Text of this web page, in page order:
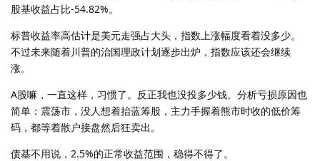
股基收益占比-54.82%。
标普收益率高估计是美元走强占大头，指数上涨幅度看着没多少。
不过未来随着川普的治国理政计划逐步出炉，指数应该还会继续
涨。
A股嘛，一直这样，习惯了。反正我也没投多少钱。分析亏损原因也
简单：震荡市，没人想着抬蓝筹股，主力手握着熊市时收的低价筹
码，都等着散户接盘然后狂卖出。
债基不用说，2.5%的正常收益范围，稳得不得了。